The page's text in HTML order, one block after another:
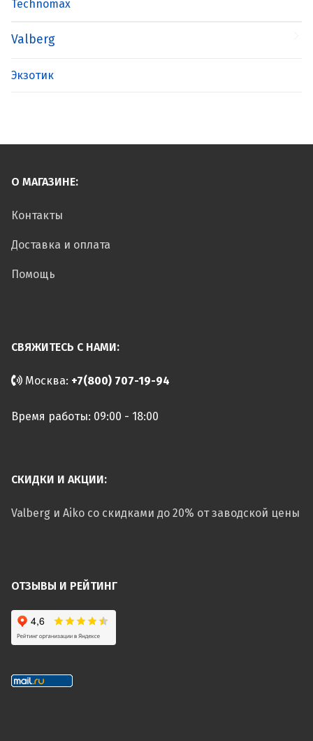
Technomax
Valberg
Экзотик
О МАГАЗИНЕ:
Контакты
Доставка и оплата
Помощь
СВЯЖИТЕСЬ С НАМИ:
Москва: +7(800) 707-19-94
Время работы: 09:00 - 18:00
СКИДКИ И АКЦИИ:
Valberg и Aiko со скидками до 20% от заводской цены
ОТЗЫВЫ И РЕЙТИНГ